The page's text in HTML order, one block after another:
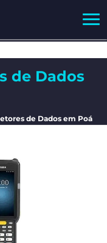
de Dados
de Dados em Poá